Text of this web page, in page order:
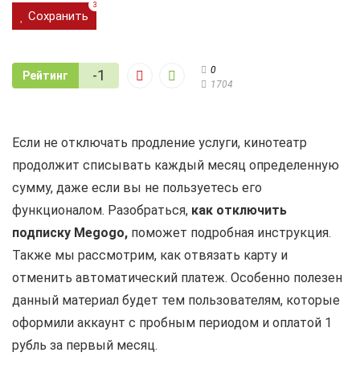
Сохранить
3
Рейтинг -1
0
1704
Если не отключать продление услуги, кинотеатр
продолжит списывать каждый месяц определенную
сумму, даже если вы не пользуетесь его
функционалом. Разобраться, как отключить
подписку Megogo, поможет подробная инструкция.
Также мы рассмотрим, как отвязать карту и
отменить автоматический платеж. Особенно полезен
данный материал будет тем пользователям, которые
оформили аккаунт с пробным периодом и оплатой 1
рубль за первый месяц.